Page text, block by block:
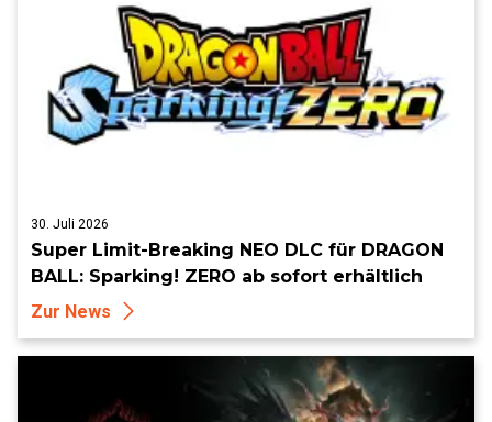
30. Juli 2026
Super Limit-Breaking NEO DLC für DRAGON
BALL: Sparking! ZERO ab sofort erhältlich
Zur News